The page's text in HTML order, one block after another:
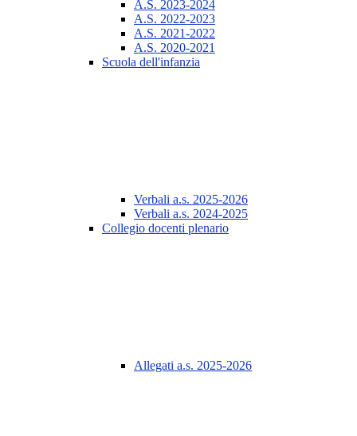
A.S. 2023-2024
A.S. 2022-2023
A.S. 2021-2022
A.S. 2020-2021
Scuola dell'infanzia
Verbali a.s. 2025-2026
Verbali a.s. 2024-2025
Collegio docenti plenario
Allegati a.s. 2025-2026